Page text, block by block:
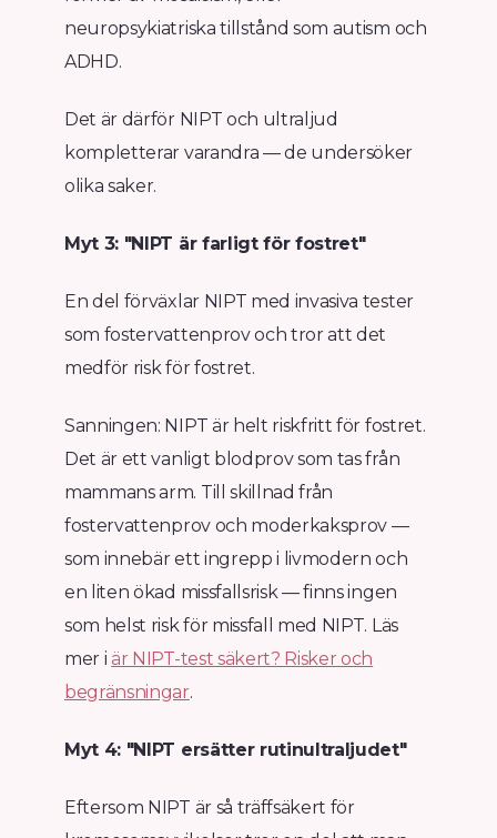
neuropsykiatriska tillstånd som autism och
ADHD.
Det är därför NIPT och ultraljud
kompletterar varandra — de undersöker
olika saker.
Myt 3: "NIPT är farligt för fostret"
En del förväxlar NIPT med invasiva tester
som fostervattenprov och tror att det
medför risk för fostret.
Sanningen: NIPT är helt riskfritt för fostret.
Det är ett vanligt blodprov som tas från
mammans arm. Till skillnad från
fostervattenprov och moderkaksprov —
som innebär ett ingrepp i livmodern och
en liten ökad missfallsrisk — finns ingen
som helst risk för missfall med NIPT. Läs
mer i är NIPT-test säkert? Risker och
begränsningar.
Myt 4: "NIPT ersätter rutinultraljudet"
Eftersom NIPT är så träffsäkert för